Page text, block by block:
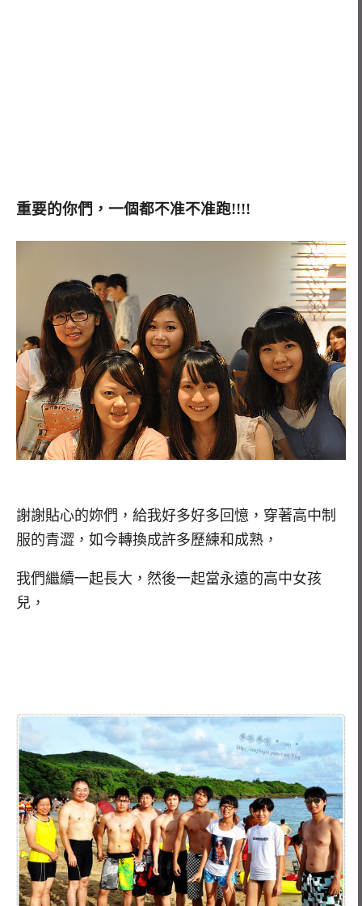
重要的你們，一個都不准不准跑!!!!
謝謝貼心的妳們，給我好多好多回憶，穿著高中制
服的青澀，如今轉換成許多歷練和成熟，
我們繼續一起長大，然後一起當永遠的高中女孩
兒，